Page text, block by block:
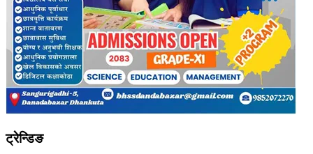
ट्रेन्डिङ